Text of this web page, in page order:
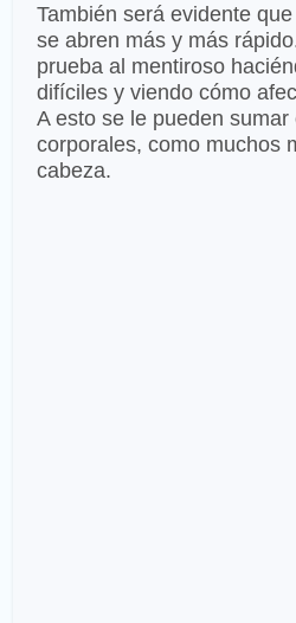
También será evidente
se abren más y más
prueba al mentiroso
difíciles y viendo cómo
A esto se le pueden
corporales, como muchos
cabeza.